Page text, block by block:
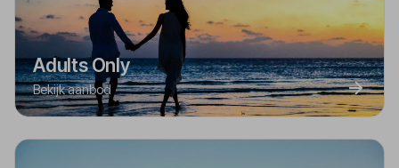
Adults Only
Bekijk aanbod